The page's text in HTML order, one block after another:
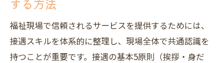
する方法
福祉現場で信頼されるサービスを提供するためには、
接遇スキルを体系的に整理し、現場全体で共通認識を
持つことが重要です。接遇の基本5原則（挨拶・身だ